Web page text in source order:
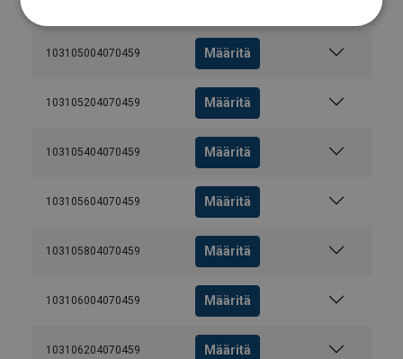
103105004070459 Määritä
103105204070459 Määritä
103105404070459 Määritä
103105604070459 Määritä
103105804070459 Määritä
103106004070459 Määritä
103106204070459 Määritä